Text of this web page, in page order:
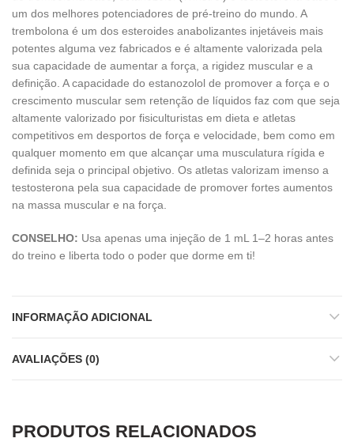
um dos melhores potenciadores de pré-treino do mundo. A
trembolona é um dos esteroides anabolizantes injetáveis mais
potentes alguma vez fabricados e é altamente valorizada pela
sua capacidade de aumentar a força, a rigidez muscular e a
definição. A capacidade do estanozolol de promover a força e o
crescimento muscular sem retenção de líquidos faz com que seja
altamente valorizado por fisiculturistas em dieta e atletas
competitivos em desportos de força e velocidade, bem como em
qualquer momento em que alcançar uma musculatura rígida e
definida seja o principal objetivo. Os atletas valorizam imenso a
testosterona pela sua capacidade de promover fortes aumentos
na massa muscular e na força.
CONSELHO: Usa apenas uma injeção de 1 mL 1–2 horas antes
do treino e liberta todo o poder que dorme em ti!
INFORMAÇÃO ADICIONAL
AVALIAÇÕES (0)
PRODUTOS RELACIONADOS